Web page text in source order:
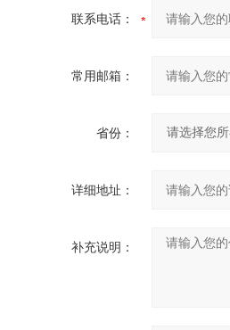
联系电话：
常用邮箱：
省份：
详细地址：
补充说明：